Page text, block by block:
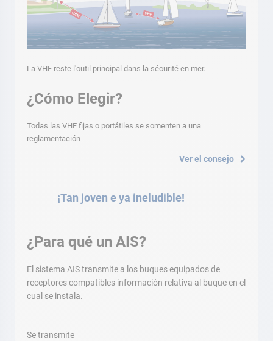
La VHF reste l'outil principal dans la sécurité en mer.
¿Cómo Elegir?
Todas las VHF fijas o portátiles se somenten a una
reglamentación
Ver el consejo
¡Tan joven e ya ineludible!
¿Para qué un AIS?
El sistema AIS transmite a los buques equipados de
receptores compatibles información relativa al buque en el
cual se instala.
Se transmite